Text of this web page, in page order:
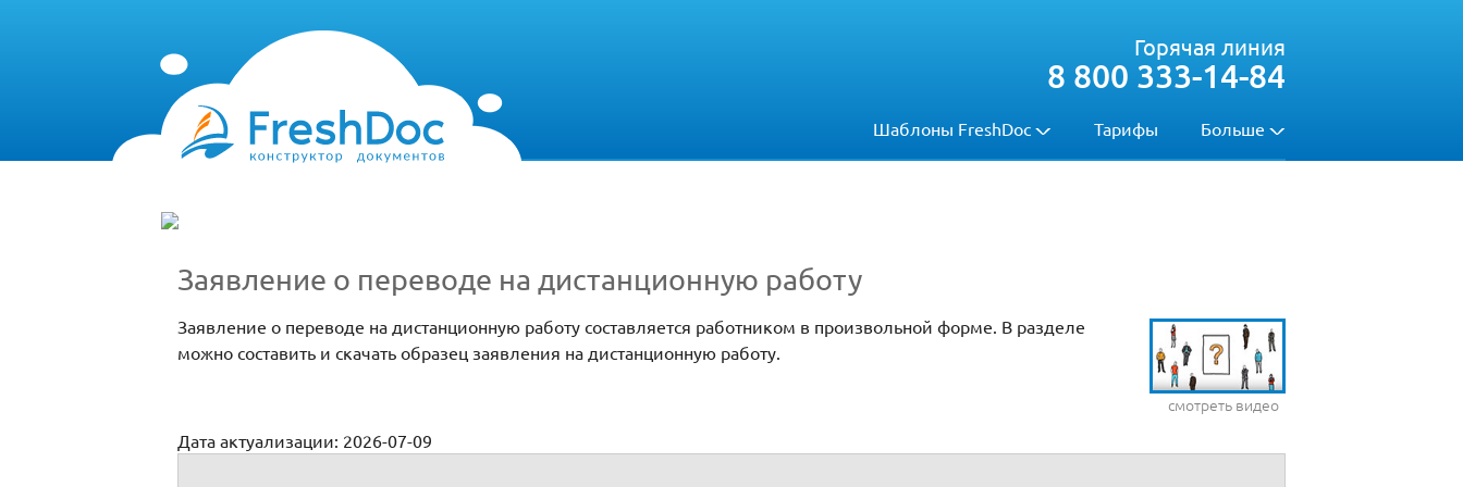
Шаблоны FreshDoc Тарифы Больше
Горячая линия
8 800 333-14-84
Заявление о переводе на дистанционную работу
смотреть видео
Заявление о переводе на дистанционную работу составляется работником в произвольной форме. В разделе
можно составить и скачать образец заявления на дистанционную работу.
Дата актуализации: 2026-07-09